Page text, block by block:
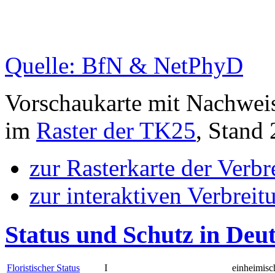
Quelle: BfN & NetPhyD
Vorschaukarte mit
im Raster der TK25, Stand
zur Rasterkarte der
zur interaktiven
Status und Schutz in
Floristischer Status I